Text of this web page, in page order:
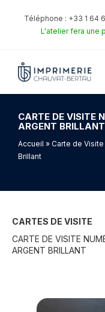
Téléphone : +33 1 64
L'atelier fera une
CARTE DE VISITE
ARGENT BRILLANT
Accueil » Carte de
Brillant
CARTES DE VISITE
CARTE DE VISITE
ARGENT BRILLANT